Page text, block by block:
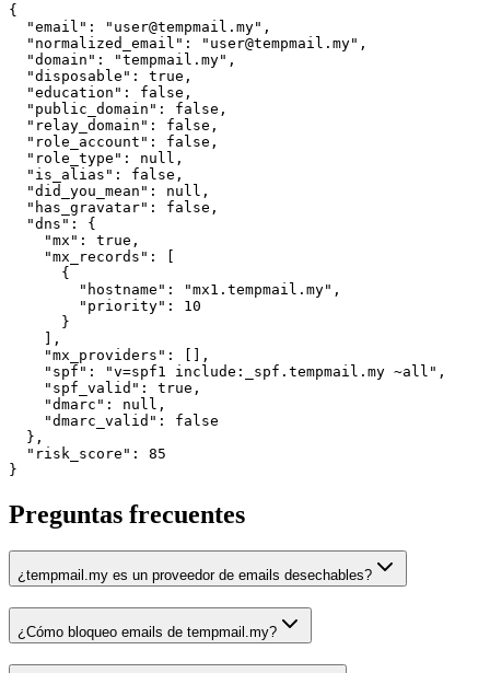
{
  "email": "user@tempmail.my",
  "normalized_email": "user@tempmail.my",
  "domain": "tempmail.my",
  "disposable": true,
  "education": false,
  "public_domain": false,
  "relay_domain": false,
  "role_account": false,
  "role_type": null,
  "is_alias": false,
  "did_you_mean": null,
  "has_gravatar": false,
  "dns": {
    "mx": true,
    "mx_records": [
      {
        "hostname": "mx1.tempmail.my",
        "priority": 10
      }
    ],
    "mx_providers": [],
    "spf": "v=spf1 include:_spf.tempmail.my ~all",
    "spf_valid": true,
    "dmarc": null,
    "dmarc_valid": false
  },
  "risk_score": 85
}
Preguntas frecuentes
¿tempmail.my es un proveedor de emails desechables?
¿Cómo bloqueo emails de tempmail.my?